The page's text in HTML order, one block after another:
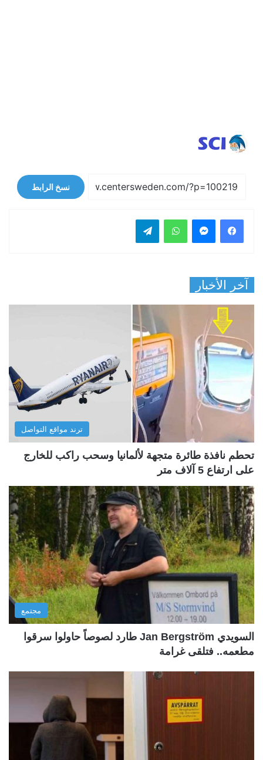
نسخ الرابط
فيسبوك واتساب
آخر الأخبار
ترند مواقع التواصل
تحطم نافذة طائرة متجهة لألمانيا وسحب راكب للخارج
على ارتفاع 5 آلاف متر
مجتمع
السويدي Jan Bergström طارد لصوصاً حاولوا سرقوا
مطعمه.. فتلقى غرامة